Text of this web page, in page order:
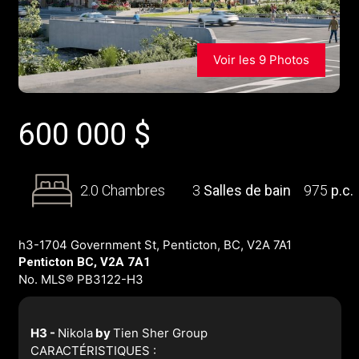
Voir les 9 Photos
600 000 $
2.0 Chambres 3 Salles de bain 975 p.c.
h3-1704 Government St, Penticton, BC, V2A 7A1
Penticton BC, V2A 7A1
No. MLS® PB3122-H3
H3 - NikolabyTien Sher Group
CARACTÉRISTIQUES :